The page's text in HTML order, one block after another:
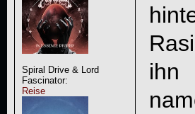
Spiral Drive & Lord
Fascinator:
Reise
ihn